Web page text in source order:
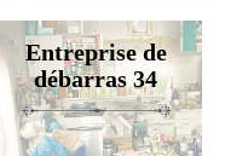
Entreprise de
débarras 34